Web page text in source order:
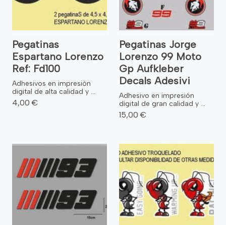
Pegatinas
Espartano Lorenzo
Ref: Fd100
Adhesivos en impresión
digital de alta calidad y ...
4,00 €
Pegatinas Jorge
Lorenzo 99 Moto
Gp Aufkleber
Decals Adesivi
Adhesivo en impresión
digital de gran calidad y ...
15,00 €